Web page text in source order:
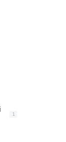
1